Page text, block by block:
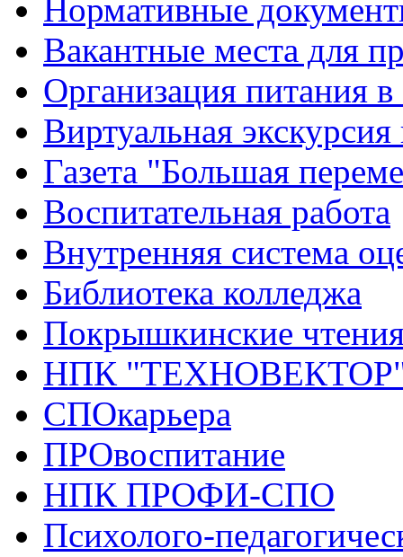
Нормативные
Вакантные места для
Организация питания в
Виртуальная
Газета "Большая
Воспитательная работа
Внутренняя система
Библиотека колледжа
Покрышкинские
НПК
СПОкарьера
ПРОвоспитание
НПК ПРОФИ-СПО
Психолого-